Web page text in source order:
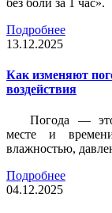
Подробнее
13.12.2025
Как изменяют
воздействия
Погода —
месте и
влажностью,
Подробнее
04.12.2025